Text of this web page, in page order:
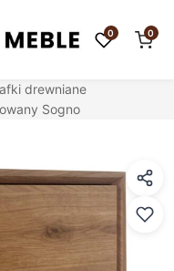
0 0
drewniane
Sogno